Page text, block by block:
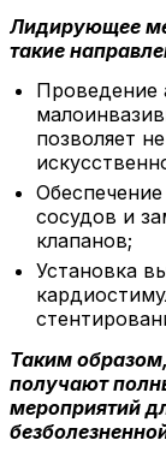
Лидирующее
такие
Проведение
позволяет
сосудов и
клапанов;
Установка
Таким
получают
мероприятий